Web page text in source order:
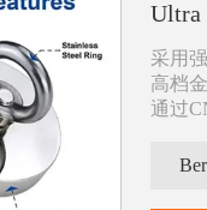
Ultra
采用
高档
通过
可搭